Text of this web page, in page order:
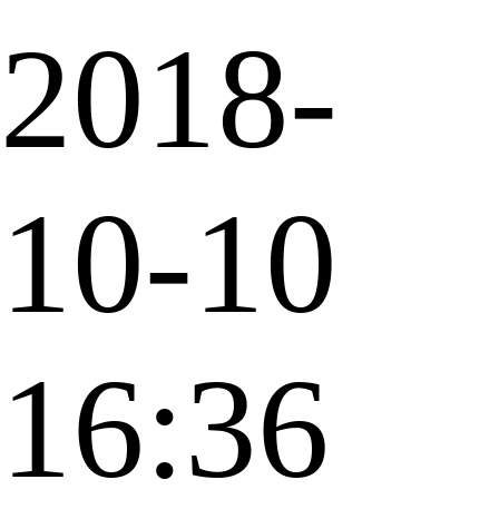
2018-
10-10
16:36